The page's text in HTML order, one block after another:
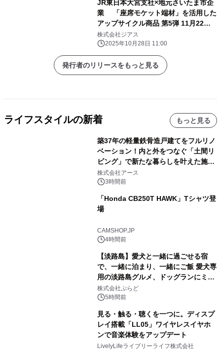
JR東日本大宮支社×地元さいたま市企
業 「座席モケット端材」を活用した
アップサイクル商品 第5弾 11月22日
より「GENERAL STORE RAILYARD
大宮」で販売！
株式会社ジアス
2025年10月28日 11:00
発行者のリリースをもっと見る
ライフスタイルの新着 もっと見る
築37年の軽量鉄骨造戸建てをフルリノ
ベーション！内と外をつなぐ「土間リ
ビング」で新たな暮らしを叶えた施工
事例を株式会社アースが公開
株式会社アース
3時間前
「Honda CB250T HAWK」Tシャツ登
場
CAMSHOP.JP
4時間前
【淡路島】愛犬と一緒に過ごせる宿
で、一緒に泊まり、一緒にご飯 愛犬専
用の淡路島グルメ、ドッグランにミニ
プール グランピングとトレーラーハウ
スの2施設で
株式会社ぷらど
5時間前
見る・触る・聴くを一つに。ディスプ
レイ搭載「LL05」ワイヤレスイヤホ
ンで音楽体験をアップデート
LivelyLifeライブリーライフ株式会社